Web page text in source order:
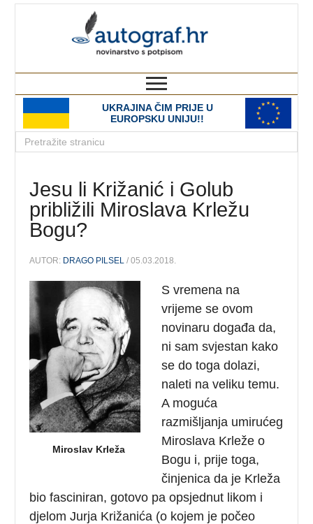
UKRAJINA ČIM PRIJE U
EUROPSKU UNIJU!!
Jesu li Križanić i Golub
približili Miroslava Krležu
Bogu?
AUTOR: DRAGO PILSEL / 05.03.2018.
Miroslav Krleža
S vremena na
vrijeme se ovom
novinaru događa da,
ni sam svjestan kako
se do toga dolazi,
naleti na veliku temu.
A moguća
razmišljanja umirućeg
Miroslava Krleže o
Bogu i, prije toga,
činjenica da je Krleža
bio fasciniran, gotovo pa opsjednut likom i
djelom Jurja Križanića (o kojem je počeo